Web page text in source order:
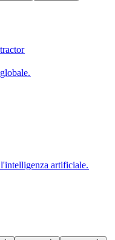
artificiale.​​